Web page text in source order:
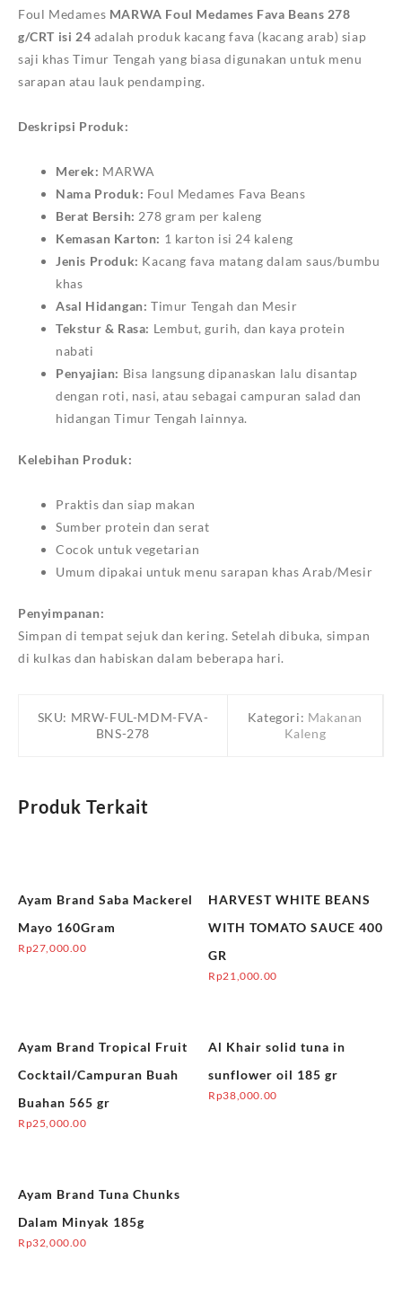
ISI
24
Foul Medames MARWA Foul Medames Fava Beans 278
g/CRT isi 24 adalah produk kacang fava (kacang arab) siap
saji khas Timur Tengah yang biasa digunakan untuk menu
sarapan atau lauk pendamping.
Deskripsi Produk:
Merek: MARWA
Nama Produk: Foul Medames Fava Beans
Berat Bersih: 278 gram per kaleng
Kemasan Karton: 1 karton isi 24 kaleng
Jenis Produk: Kacang fava matang dalam saus/bumbu
khas
Asal Hidangan: Timur Tengah dan Mesir
Tekstur & Rasa: Lembut, gurih, dan kaya protein
nabati
Penyajian: Bisa langsung dipanaskan lalu disantap
dengan roti, nasi, atau sebagai campuran salad dan
hidangan Timur Tengah lainnya.
Kelebihan Produk:
Praktis dan siap makan
Sumber protein dan serat
Cocok untuk vegetarian
Umum dipakai untuk menu sarapan khas Arab/Mesir
Penyimpanan:
Simpan di tempat sejuk dan kering. Setelah dibuka, simpan
di kulkas dan habiskan dalam beberapa hari.
SKU: MRW-FUL-MDM-FVA-
BNS-278
Kategori: Makanan
Kaleng
Produk Terkait
Ayam Brand Saba Mackerel
Mayo 160Gram
Rp27,000.00
HARVEST WHITE BEANS
WITH TOMATO SAUCE 400
GR
Rp21,000.00
Ayam Brand Tropical Fruit
Cocktail/Campuran Buah
Buahan 565 gr
Rp25,000.00
Al Khair solid tuna in
sunflower oil 185 gr
Rp38,000.00
Ayam Brand Tuna Chunks
Dalam Minyak 185g
Rp32,000.00